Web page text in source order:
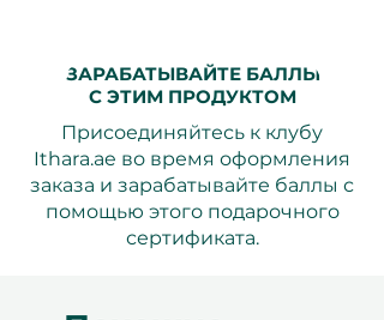
созданный для того, чтобы
предложить парам
незабываемый городской отдых
в одном из самых известных мест
мира. Это ваш шанс подарить
романтику, побег и качественное
время вместе в Лондоне.
ЗАРАБАТЫВАЙТЕ БАЛЛЫ
С ЭТИМ ПРОДУКТОМ
Присоединяйтесь к клубу
Ithara.ae во время оформления
заказа и зарабатывайте баллы с
помощью этого подарочного
сертификата.